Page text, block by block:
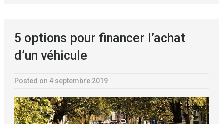
5 options pour financer l’achat
d’un véhicule
Posted on 4 septembre 2019